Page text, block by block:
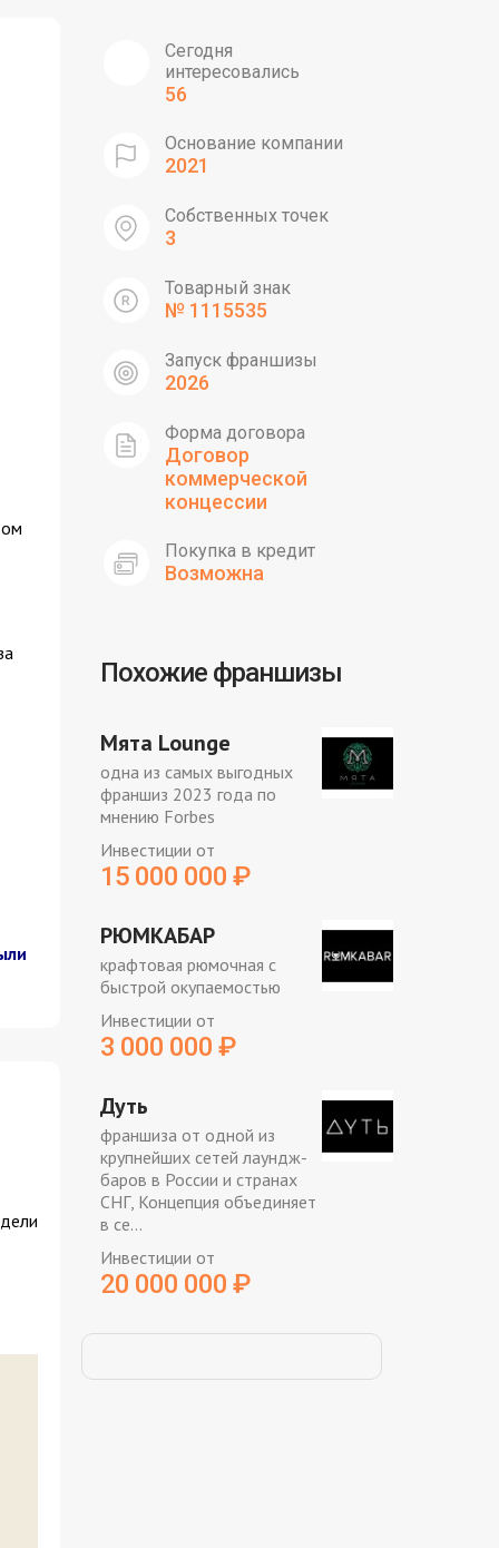
Сегодня
интересовались
56
Основание компании
2021
Собственных точек
3
Товарный знак
№ 1115535
Запуск франшизы
2026
Форма договора
Договор
коммерческой
концессии
Покупка в кредит
Возможна
Похожие франшизы
Мята Lounge
одна из самых выгодных
франшиз 2023 года по
мнению Forbes
Инвестиции от
15 000 000 ₽
РЮМКАБАР
крафтовая рюмочная с
быстрой окупаемостью
Инвестиции от
3 000 000 ₽
Дуть
франшиза от одной из
крупнейших сетей лаундж-
баров в России и странах
СНГ, Концепция объединяет
в се...
Инвестиции от
20 000 000 ₽